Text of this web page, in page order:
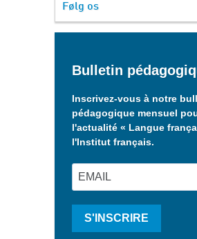
Følg os
Bulletin
Inscrivez-vous à notre
pédagogique mensuel
l'actualité « Langue
l'Institut français.
S'INSCRIRE